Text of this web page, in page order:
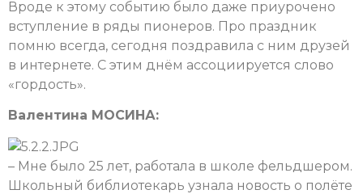
Вроде к этому событию было даже приурочено
вступление в ряды пионеров. Про праздник
помню всегда, сегодня поздравила с ним друзей
в интернете. С этим днём ассоциируется слово
«гордость».
Валентина МОСИНА:
– Мне было 25 лет, работала в школе фельдшером.
Школьный библиотекарь узнала новость о полёте